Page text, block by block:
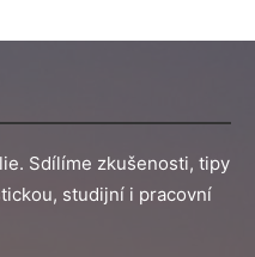
Sdílíme zkušenosti, tipy
studijní i pracovní